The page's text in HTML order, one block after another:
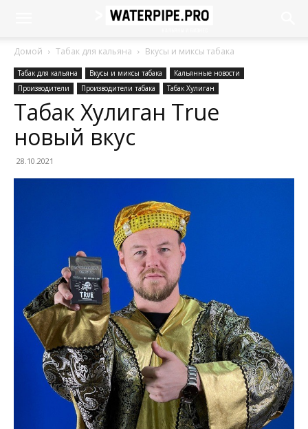
Домой Табак для кальяна Вкусы и миксы табака
Табак для кальяна Вкусы и миксы табака
Кальянные новости
Производители
Производители табака Табак Хулиган
Табак Хулиган True
новый вкус
28.10.2021